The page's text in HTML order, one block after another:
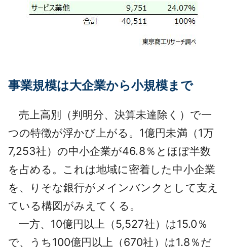
事業規模は大企業から小規模まで
売上高別（判明分、決算未達除く）で一
つの特徴が浮かび上がる。1億円未満（1万
7,253社）の中小企業が46.8％とほぼ半数
を占める。これは地域に密着した中小企業
を、りそな銀行がメインバンクとして支え
ている構図がみえてくる。
一方、10億円以上（5,527社）は15.0％
で、うち100億円以上（670社）は1.8％だ